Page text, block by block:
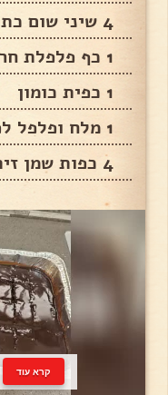
4 שיני שום כתושים
1 כף פלפלת חריפה גרוסה
1 כפית כומון
1 מלח ופלפל לפי נטעם
4 כפות שמן זית
קרא עוד